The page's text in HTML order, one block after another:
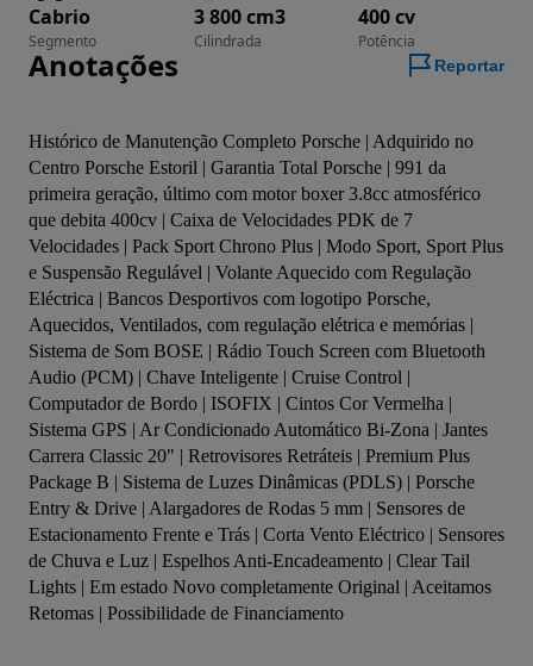
Cabrio
Segmento
3 800 cm3
Cilindrada
400 cv
Potência
Anotações Reportar
Histórico de Manutenção Completo Porsche | Adquirido no
Centro Porsche Estoril | Garantia Total Porsche | 991 da
primeira geração, último com motor boxer 3.8cc atmosférico
que debita 400cv | Caixa de Velocidades PDK de 7
Velocidades | Pack Sport Chrono Plus | Modo Sport, Sport Plus
e Suspensão Regulável | Volante Aquecido com Regulação
Eléctrica | Bancos Desportivos com logotipo Porsche,
Aquecidos, Ventilados, com regulação elétrica e memórias |
Sistema de Som BOSE | Rádio Touch Screen com Bluetooth
Audio (PCM) | Chave Inteligente | Cruise Control |
Computador de Bordo | ISOFIX | Cintos Cor Vermelha |
Sistema GPS | Ar Condicionado Automático Bi-Zona | Jantes
Carrera Classic 20" | Retrovisores Retráteis | Premium Plus
Package B | Sistema de Luzes Dinâmicas (PDLS) | Porsche
Entry & Drive | Alargadores de Rodas 5 mm | Sensores de
Estacionamento Frente e Trás | Corta Vento Eléctrico | Sensores
de Chuva e Luz | Espelhos Anti-Encadeamento | Clear Tail
Lights | Em estado Novo completamente Original | Aceitamos
Retomas | Possibilidade de Financiamento